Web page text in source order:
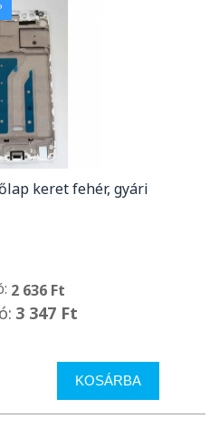
keret fehér, gyári
2 636 Ft
3 347 Ft
KOSÁRBA